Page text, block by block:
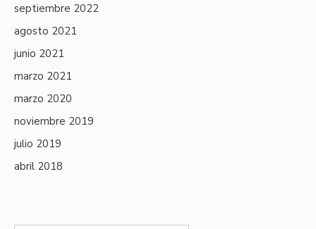
septiembre 2022
agosto 2021
junio 2021
marzo 2021
marzo 2020
noviembre 2019
julio 2019
abril 2018